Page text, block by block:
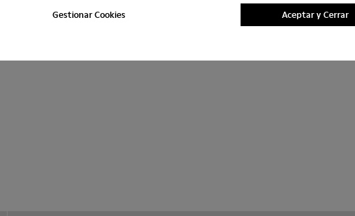
Gestionar Cookies Aceptar y Cerrar